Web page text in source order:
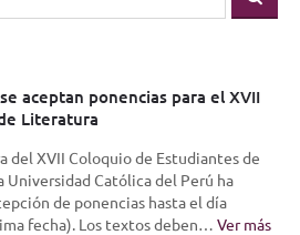
aceptan ponencias para el XVII
Literatura
del XVII Coloquio de Estudiantes de
Católica del Perú ha
de ponencias hasta el día
fecha). Los textos deben… Ver más